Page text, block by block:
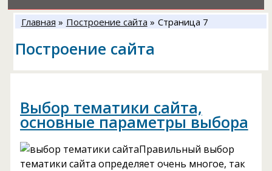
Главная Построение сайта Страница 7
Построение сайта
Выбор тематики сайта,
основные параметры выбора
Правильный выбор
тематики сайта определяет очень многое, так